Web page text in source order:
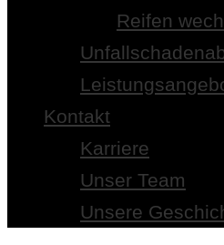
Reifen
Kontakt
Karriere
Unser Team
Unsere